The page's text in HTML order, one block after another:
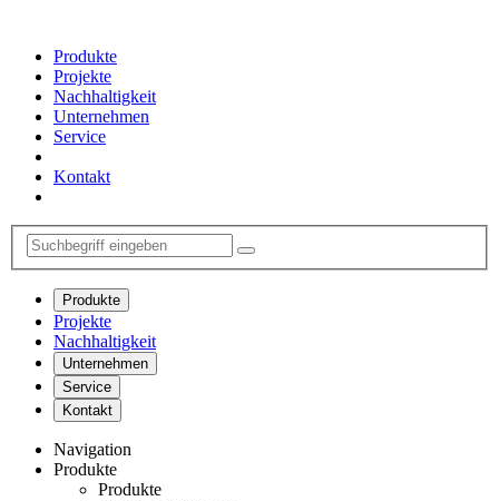
Produkte
Projekte
Nachhaltigkeit
Unternehmen
Service
Kontakt
Produkte
Projekte
Nachhaltigkeit
Unternehmen
Service
Kontakt
Navigation
Produkte
Produkte